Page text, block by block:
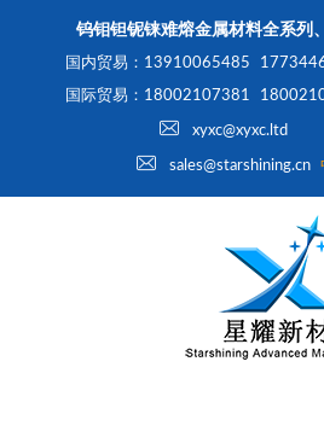
钨钼钽铌铼难熔金属材料全系列
国内贸易：13910065485
国际贸易：18002107381
xyxc@xyxc.ltd
sales@starshining.cn